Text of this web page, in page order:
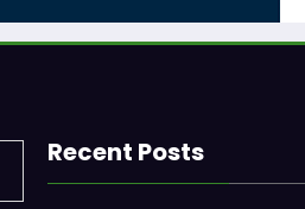
Recent Posts